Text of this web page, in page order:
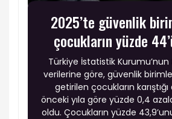
2025’te güvenlik
çocukların yüzde
Türkiye İstatistik Kurumu’nun
verilerine göre, güvenlik
getirilen çocukların karıştığı
önceki yıla göre yüzde 0,4
oldu. Çocukların yüzde